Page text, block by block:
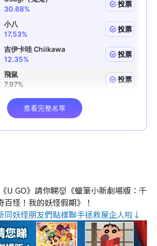
U GO》請你睇👹《蠟筆小新劇場版：千
百怪！我的妖怪假期》！
同妖怪朋友們點樣聯手拯救屋企人啦↓